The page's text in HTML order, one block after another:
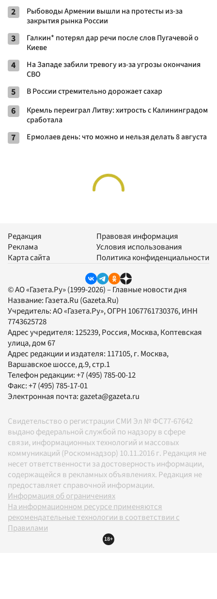
2
Рыбоводы Армении вышли на протесты из-за
закрытия рынка России
3
Галкин* потерял дар речи после слов Пугачевой о
Киеве
4
На Западе забили тревогу из-за угрозы окончания
СВО
5 В России стремительно дорожает сахар
6
Кремль переиграл Литву: хитрость с Калининградом
сработала
7 Ермолаев день: что можно и нельзя делать 8 августа
Редакция
Реклама
Карта сайта
Правовая информация
Условия использования
Политика конфиденциальности
© АО «Газета.Ру» (1999-2026) – Главные новости дня
Название: Газета.Ru (Gazeta.Ru)
Учредитель:АО «Газета.Ру», ОГРН 1067761730376, ИНН
7743625728
Адрес учредителя: 125239, Россия, Москва, Коптевская
улица, дом 67
Адрес редакции и издателя: 117105, г. Москва,
Варшавское шоссе, д.9, стр.1
Телефон редакции:+7 (495) 785-00-12
Факс:+7 (495) 785-17-01
Электронная почта:gazeta@gazeta.ru
Свидетельство о регистрации СМИ Эл № ФС77-67642
выдано федеральной службой по надзору в сфере
связи, информационных технологий и массовых
коммуникаций (Роскомнадзор) 10.11.2016 г. Редакция не
несет ответственности за достоверность информации,
содержащейся в рекламных объявлениях. Редакция не
предоставляет справочной информации.
Информация об ограничениях
На информационном ресурсе применяются
рекомендательные технологии в соответствии с
Правилами
18+